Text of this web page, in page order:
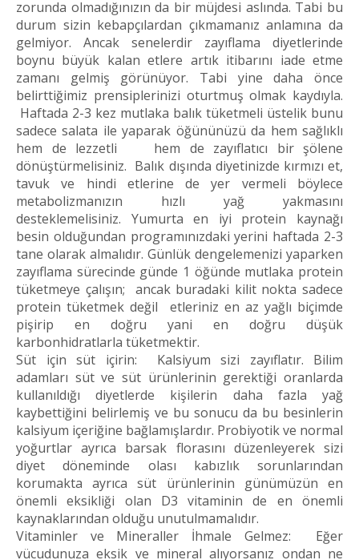
zorunda olmadığınızın da bir müjdesi aslında. Tabi bu
durum sizin kebapçılardan çıkmamanız anlamına da
gelmiyor. Ancak senelerdir zayıflama diyetlerinde
boynu büyük kalan etlere artık itibarını iade etme
zamanı gelmiş görünüyor. Tabi yine daha önce
belirttiğimiz prensiplerinizi oturtmuş olmak kaydıyla.
Haftada 2-3 kez mutlaka balık tüketmeli üstelik bunu
sadece salata ile yaparak öğününüzü da hem sağlıklı
hem de lezzetli hem de zayıflatıcı bir şölene
dönüştürmelisiniz. Balık dışında diyetinizde kırmızı et,
tavuk ve hindi etlerine de yer vermeli böylece
metabolizmanızın hızlı yağ yakmasını
desteklemelisiniz. Yumurta en iyi protein kaynağı
besin olduğundan programınızdaki yerini haftada 2-3
tane olarak almalıdır. Günlük dengelemenizi yaparken
zayıflama sürecinde günde 1 öğünde mutlaka protein
tüketmeye çalışın; ancak buradaki kilit nokta sadece
protein tüketmek değil etleriniz en az yağlı biçimde
pişirip en doğru yani en doğru düşük
karbonhidratlarla tüketmektir.
Süt için süt içirin: Kalsiyum sizi zayıflatır. Bilim
adamları süt ve süt ürünlerinin gerektiği oranlarda
kullanıldığı diyetlerde kişilerin daha fazla yağ
kaybettiğini belirlemiş ve bu sonucu da bu besinlerin
kalsiyum içeriğine bağlamışlardır. Probiyotik ve normal
yoğurtlar ayrıca barsak florasını düzenleyerek sizi
diyet döneminde olası kabızlık sorunlarından
korumakta ayrıca süt ürünlerinin günümüzün en
önemli eksikliği olan D3 vitaminin de en önemli
kaynaklarından olduğu unutulmamalıdır.
Vitaminler ve Mineraller İhmale Gelmez: Eğer
vücudunuza eksik ve mineral alıyorsanız ondan ne